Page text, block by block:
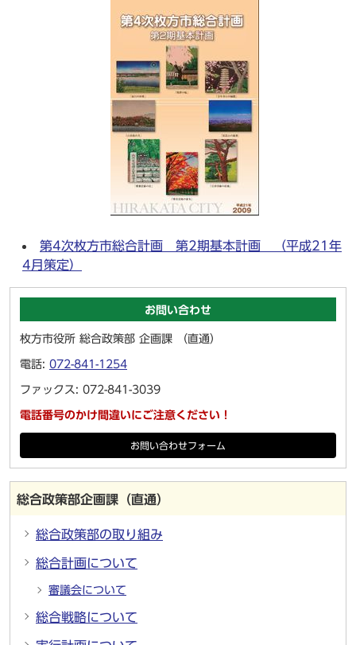
第4次枚方市総合計画 第2期基本計画 （平成21年
4月策定）
お問い合わせ
枚方市役所 総合政策部 企画課 （直通）
電話: 072-841-1254
ファックス: 072-841-3039
電話番号のかけ間違いにご注意ください！
お問い合わせフォーム
総合政策部企画課（直通）
総合政策部の取り組み
総合計画について
審議会について
総合戦略について